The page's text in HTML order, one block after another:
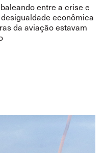
entre a crise e
econômica
da aviação estavam